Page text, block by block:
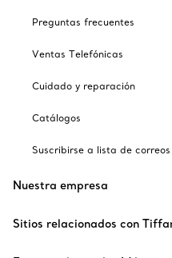
Preguntas frecuentes
Ventas Telefónicas
Cuidado y reparación
Catálogos
Suscribirse a lista de
Nuestra empresa
Sitios relacionados con